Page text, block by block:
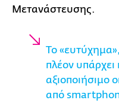
Μετανάστευσης.
Το
πλέον
αξιοποιήσιμο
από